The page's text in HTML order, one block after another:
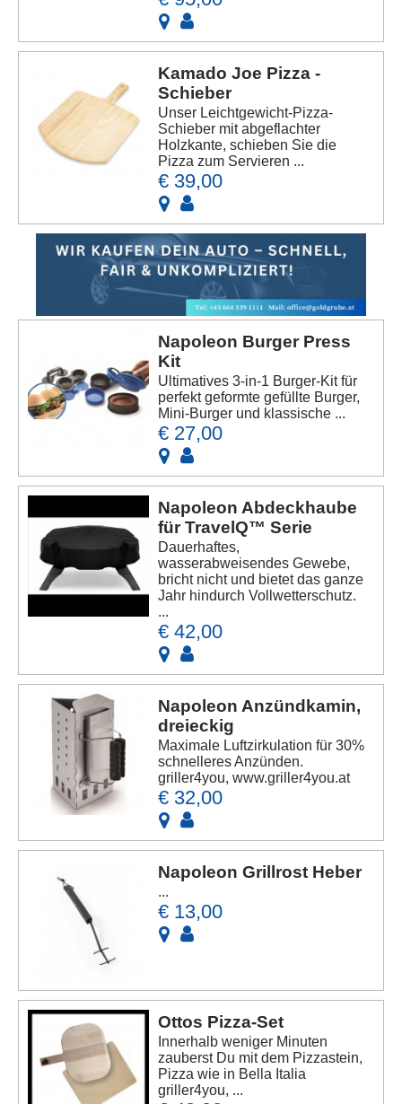
Kamado Joe Pizza -
Schieber
Unser Leichtgewicht-Pizza-
Schieber mit abgeflachter
Holzkante, schieben Sie die
Pizza zum Servieren ...
€ 39,00
Napoleon Burger Press
Kit
Ultimatives 3-in-1 Burger-Kit für
perfekt geformte gefüllte Burger,
Mini-Burger und klassische ...
€ 27,00
Napoleon Abdeckhaube
für TravelQ™ Serie
Dauerhaftes,
wasserabweisendes Gewebe,
bricht nicht und bietet das ganze
Jahr hindurch Vollwetterschutz.
...
€ 42,00
Napoleon Anzündkamin,
dreieckig
Maximale Luftzirkulation für 30%
schnelleres Anzünden.
griller4you, www.griller4you.at
€ 32,00
Napoleon Grillrost Heber
...
€ 13,00
Ottos Pizza-Set
Innerhalb weniger Minuten
zauberst Du mit dem Pizzastein,
Pizza wie in Bella Italia
griller4you, ...